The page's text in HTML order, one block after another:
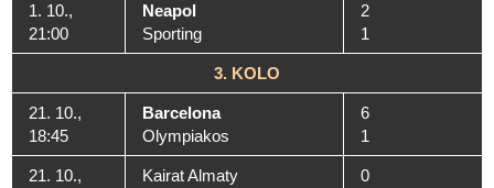
1. 10.,
21:00
Neapol
Sporting
2
1
3. KOLO
21. 10.,
18:45
Barcelona
Olympiakos
6
1
21. 10.,
Kairat Almaty
0